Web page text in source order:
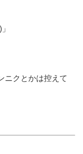
クとかは控えて